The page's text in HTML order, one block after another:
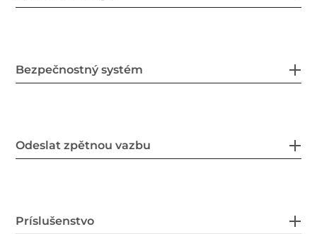
Bezpečnostný systém
Odeslat zpětnou vazbu
Príslušenstvo